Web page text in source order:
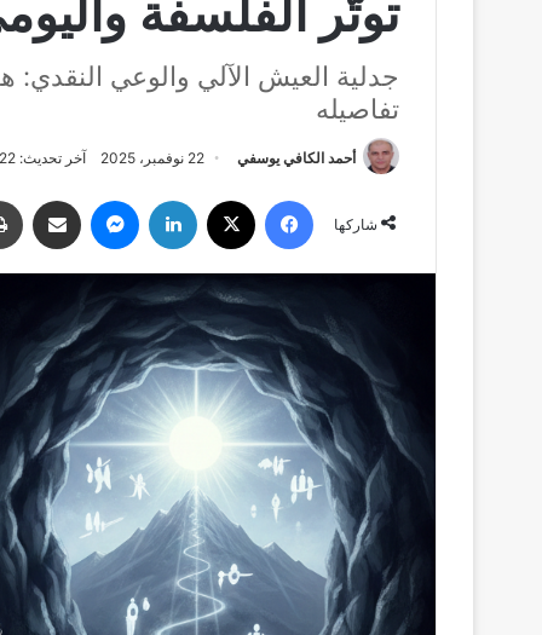
توتّر الفلسفة
جدلية العيش الآلي والوعي
تفاصيله
أحمد الكافي يوسفي 22 نوفمبر، 2025 آخر تحديث: 22 نوفمبر، 2025
شاركها
فيسبوك لينكدإن ماسنجر مشاركة عبر